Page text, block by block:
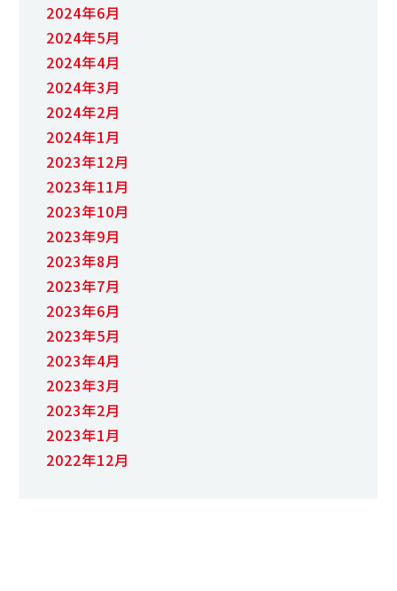
2024年6月
2024年5月
2024年4月
2024年3月
2024年2月
2024年1月
2023年12月
2023年11月
2023年10月
2023年9月
2023年8月
2023年7月
2023年6月
2023年5月
2023年4月
2023年3月
2023年2月
2023年1月
2022年12月